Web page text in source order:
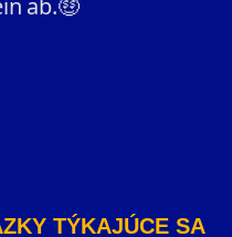
TÝKAJÚCE SA